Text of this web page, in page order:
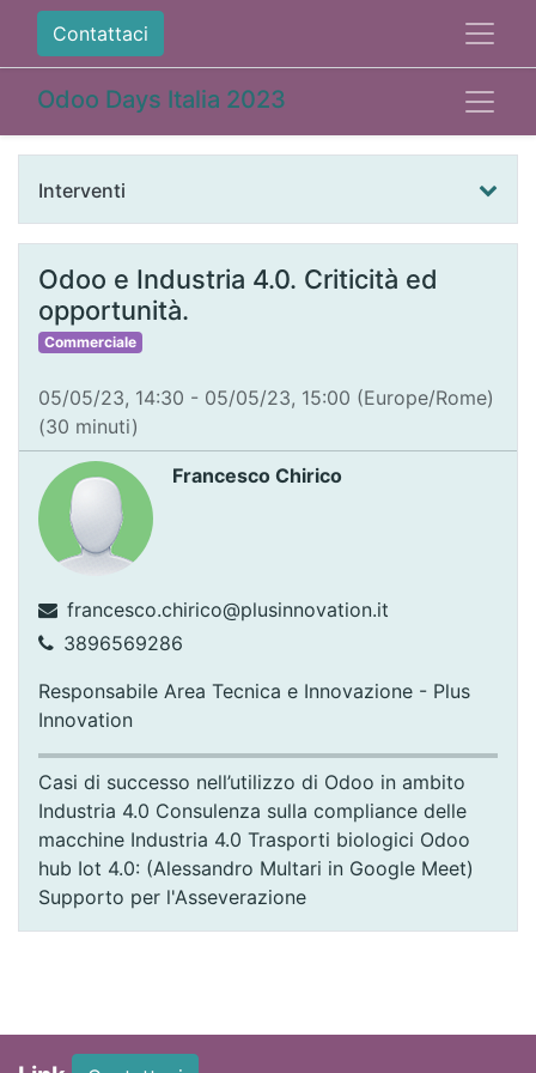
Contattaci
Odoo Days Italia 2023
Interventi
Odoo e Industria 4.0. Criticità ed
opportunità.
Commerciale
05/05/23, 14:30 - 05/05/23, 15:00 (Europe/Rome)
(30 minuti)
Francesco Chirico
francesco.chirico@plusinnovation.it
3896569286
Responsabile Area Tecnica e Innovazione - Plus
Innovation
Casi di successo nell’utilizzo di Odoo in ambito
Industria 4.0 Consulenza sulla compliance delle
macchine Industria 4.0 Trasporti biologici Odoo
hub Iot 4.0: (Alessandro Multari in Google Meet)
Supporto per l'Asseverazione